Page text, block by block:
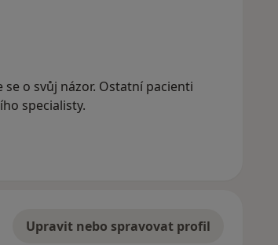
se o svůj názor. Ostatní pacienti
specialisty.
Upravit nebo spravovat profil